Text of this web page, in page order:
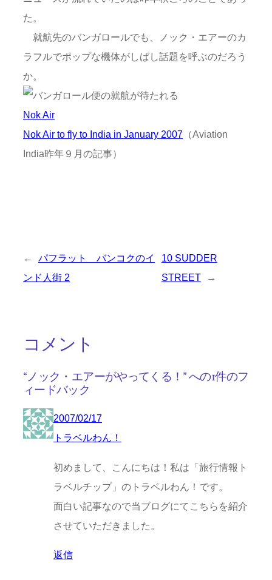
た。
就航先のバンガロールでも、ノック・エアーのカ
ラフルでポップな機体がしばし話題を呼ぶのだろう
か。
Nok Air
Nok Air to fly to India in January 2007 （Aviation
India昨年９月の記事）
←
パフラット バンコクのイ
ンド人街 2
10 SUDDER
STREET
→
コメント
“ノック・エアーがやってくる！” への1件のフ
ィードバック
2007/02/17
トラベルわん！
初めまして、こんにちは！私は「旅行情報ト
ラベルチップ」のトラベルわん！です。
面白い記事なので当ブログにてこちらを紹介
させていただきました。
返信